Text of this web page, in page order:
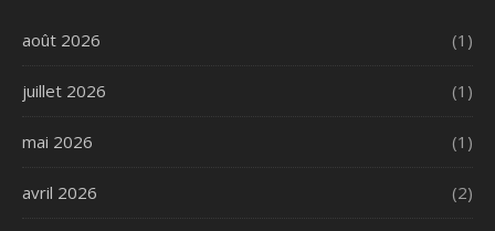
août 2026 (1)
juillet 2026 (1)
mai 2026 (1)
avril 2026 (2)